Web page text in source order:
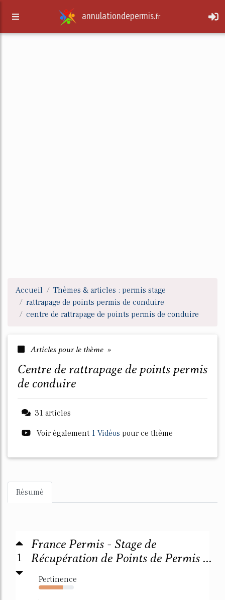
annulationdepermis.fr
Accueil
Thèmes & articles : permis stage
rattrapage de points permis de conduire
centre de rattrapage de points permis de conduire
Articles pour le thème »
centre de rattrapage de points permis
de conduire
31 articles
Voir également 1 Vidéos pour ce thème
Résumé
1
France Permis - Stage de
Récupération de Points de Permis ...
Pertinence
69%